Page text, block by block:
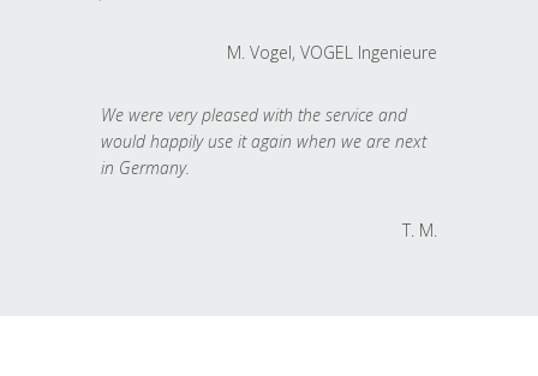
M. Vogel, VOGEL Ingenieure
We were very pleased with the service and
would happily use it again when we are next
in Germany.
T. M.